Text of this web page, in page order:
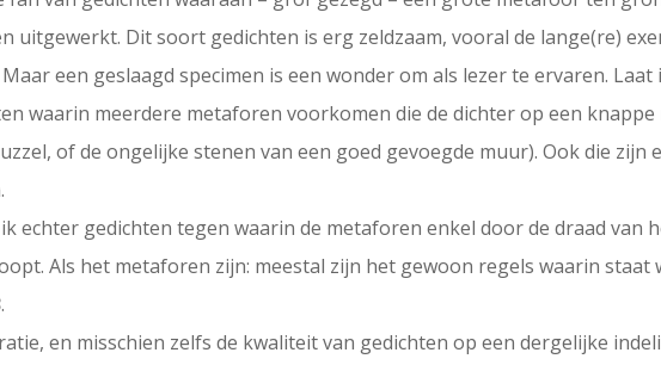
uitgewerkt. Dit soort gedichten is erg zeldzaam, vooral de lange(re)
een geslaagd specimen is een wonder om als lezer te ervaren. Laat
waarin meerdere metaforen voorkomen die de dichter op een
of de ongelijke stenen van een goed gevoegde muur). Ook die zijn
echter gedichten tegen waarin de metaforen enkel door de draad van
Als het metaforen zijn: meestal zijn het gewoon regels waarin staat
.
en misschien zelfs de kwaliteit van gedichten op een dergelijke